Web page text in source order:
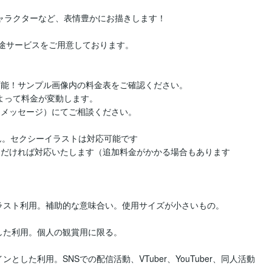
クターなど、表情豊かにお描きします！
ービスをご用意しております。
！サンプル画像内の料金表をご確認ください。
て料金が変動します。
ッセージ）にてご相談ください。
セクシーイラストは対応可能です
ければ対応いたします（追加料金がかかる場合もあります
ト利用。補助的な意味合い。使用サイズが小さいもの。
利用。個人の観賞用に限る。
とした利用。SNSでの配信活動、VTuber、YouTuber、同人活動